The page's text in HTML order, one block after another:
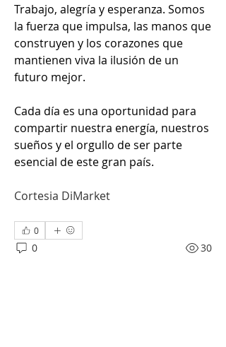
Trabajo, alegría y esperanza. Somos
la fuerza que impulsa, las manos que
construyen y los corazones que
mantienen viva la ilusión de un
futuro mejor.
Cada día es una oportunidad para
compartir nuestra energía, nuestros
sueños y el orgullo de ser parte
esencial de este gran país.
Cortesia DiMarket
0
0 30